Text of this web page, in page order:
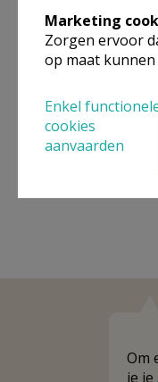
Niet gevonden
organisaties,
Kerken in of
Om
je je
Marketing
Zorgen ervoor
op maat kunnen
Enkel
cookies
aanvaarden